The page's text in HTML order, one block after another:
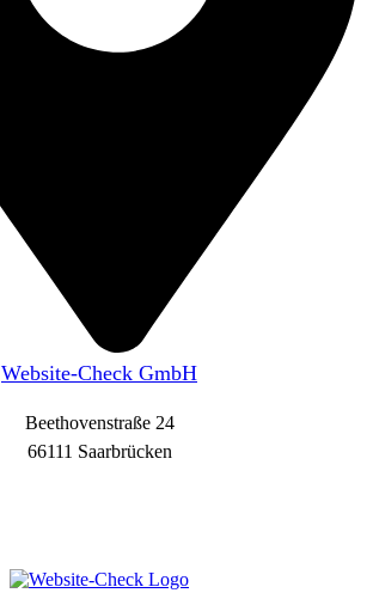
Website-Check GmbH
Beethovenstraße 24
66111 Saarbrücken